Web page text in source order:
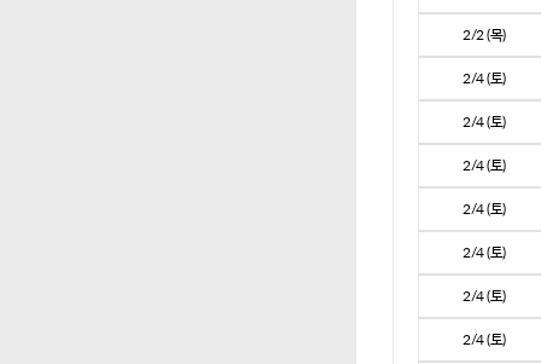
2/2 (목)
2/4 (토)
2/4 (토)
2/4 (토)
2/4 (토)
2/4 (토)
2/4 (토)
2/4 (토)